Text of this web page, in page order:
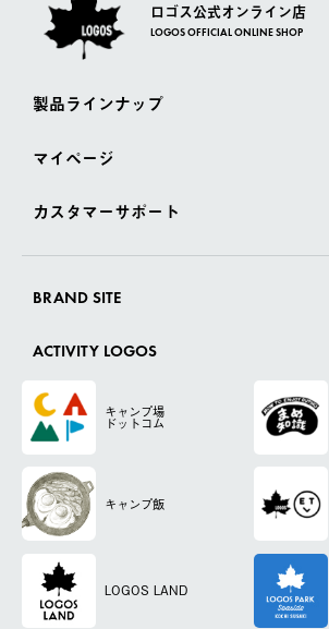
ロゴス公式オンライン店
LOGOS OFFICIAL ONLINE SHOP
製品ラインナップ
マイページ
カスタマーサポート
BRAND SITE
ACTIVITY LOGOS
キャンプ場
ドットコム
キャンプ飯
LOGOS LAND